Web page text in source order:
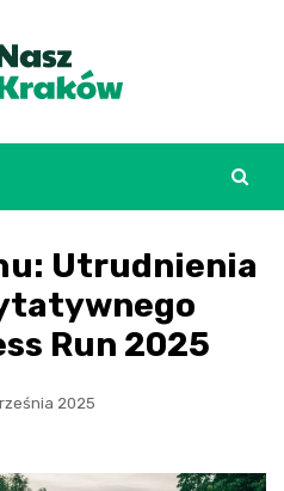
Utrudnienia
Run 2025
2025